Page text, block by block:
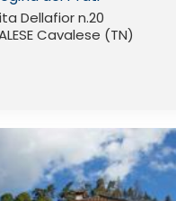
Dellafior n.20
Cavalese (TN)